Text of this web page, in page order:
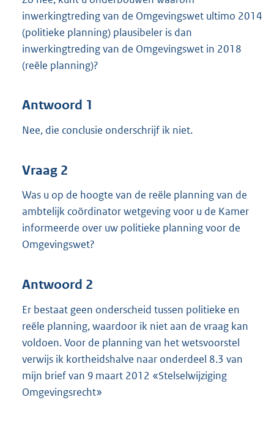
inwerkingtreding van de Omgevingswet ultimo 2014
(politieke planning) plausibeler is dan
inwerkingtreding van de Omgevingswet in 2018
(reële planning)?
Antwoord 1
Nee, die conclusie onderschrijf ik niet.
Vraag 2
Was u op de hoogte van de reële planning van de
ambtelijk coördinator wetgeving voor u de Kamer
informeerde over uw politieke planning voor de
Omgevingswet?
Antwoord 2
Er bestaat geen onderscheid tussen politieke en
reële planning, waardoor ik niet aan de vraag kan
voldoen. Voor de planning van het wetsvoorstel
verwijs ik kortheidshalve naar onderdeel 8.3 van
mijn brief van 9 maart 2012 «Stelselwijziging
Omgevingsrecht»